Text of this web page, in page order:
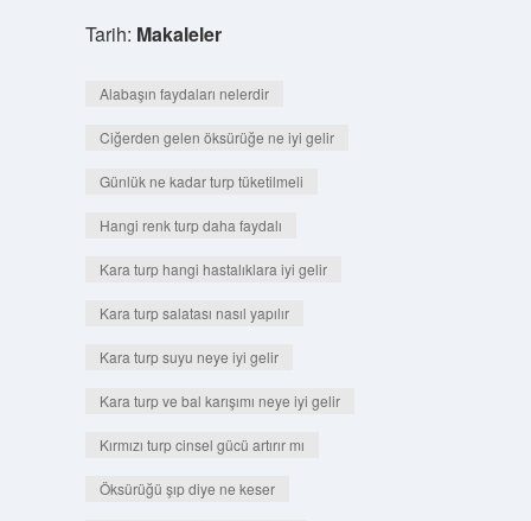
Tarih: Makaleler
Alabaşın faydaları nelerdir
Ciğerden gelen öksürüğe ne iyi gelir
Günlük ne kadar turp tüketilmeli
Hangi renk turp daha faydalı
Kara turp hangi hastalıklara iyi gelir
Kara turp salatası nasıl yapılır
Kara turp suyu neye iyi gelir
Kara turp ve bal karışımı neye iyi gelir
Kırmızı turp cinsel gücü artırır mı
Öksürüğü şıp diye ne keser